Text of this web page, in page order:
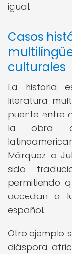
igual.
Casos
culturales
La historia
literatura
puente entre
la obra
Márquez o
sido
permitiendo
accedan a
español.
Otro ejemplo
diáspora